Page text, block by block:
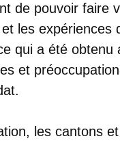
de pouvoir faire
les expériences
qui a été obtenu
et
les cantons